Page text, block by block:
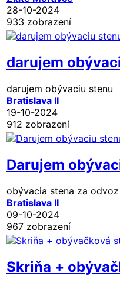
28-10-2024
933 zobrazení
darujem
darujem obývaciu stenu
Bratislava II
19-10-2024
912 zobrazení
Darujem
obývacia stena za odvoz
Bratislava II
09-10-2024
967 zobrazení
Skriňa +